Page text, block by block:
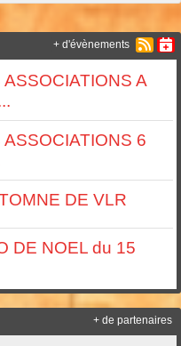
A
6
DE VLR
DE NOEL du 15
+ d'évènements
+ de partenaires